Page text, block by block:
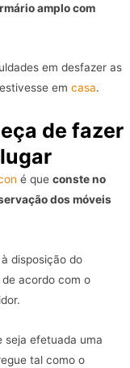
amplo com
em desfazer as
em casa.
de fazer
é que conste no
dos móveis
disposição do
de acordo com o
seja efetuada uma
tal como o